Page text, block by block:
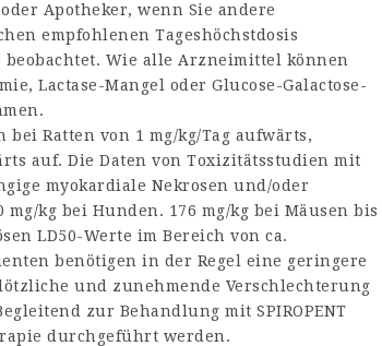
Apotheker, wenn Sie andere
empfohlenen Tageshöchstdosis
Wie alle Arzneimittel können
Lactase-Mangel oder Glucose-Galactose-
Ratten von 1 mg/kg/Tag aufwärts,
auf. Die Daten von Toxizitätsstudien mit
myokardiale Nekrosen und/oder
kg bei Hunden. 176 mg/kg bei Mäusen bis
LD50-Werte im Bereich von ca.
benötigen in der Regel eine geringere
und zunehmende Verschlechterung
zur Behandlung mit SPIROPENT
durchgeführt werden.